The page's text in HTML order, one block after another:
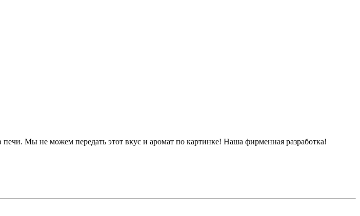
Мы не можем передать этот вкус и аромат по картинке! Наша фирменная разработка!